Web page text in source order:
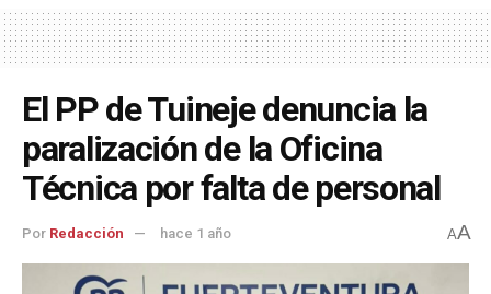
El PP de Tuineje denuncia la
paralización de la Oficina
Técnica por falta de personal
Por Redacción hace 1 año AA